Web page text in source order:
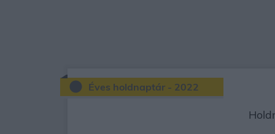
Éves holdnaptár - 2022